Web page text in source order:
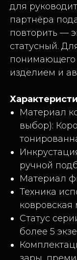
для
партнёра
повторить —
статусный.
изделием и
Материал
выбор):
ручной
Материал
Техника
ковровская
Статус
более 5